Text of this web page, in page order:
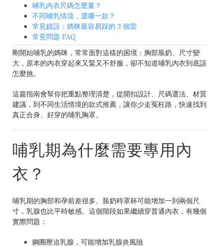
哺乳內衣尺碼怎麼量？
不同哺乳情境，選哪一款？
常見錯誤：媽咪最容易踩的 3 個雷
常見問題 FAQ
剛開始哺乳的媽咪，常常面對這樣的困境：胸部脹奶、尺寸變
大，原本的內衣穿起來又緊又不舒服，卻不知道哺乳內衣到底該
怎麼挑。
這篇指南會幫你把重點整理清楚，從開扣設計、尺碼選法、材質
建議，到不同生活情境的款式推薦，讓你少走冤枉路，快速找到
真正合身、好穿的哺乳胸罩。
哺乳期為什麼需要專用內
衣？
哺乳期的胸部和孕前差很多。脹奶時罩杯可能增加一到兩個尺
寸，乳腺也比平時敏感。這個階段如果繼續穿普通內衣，有幾個
實際問題：
鋼圈壓迫乳腺，可能增加乳腺炎風險